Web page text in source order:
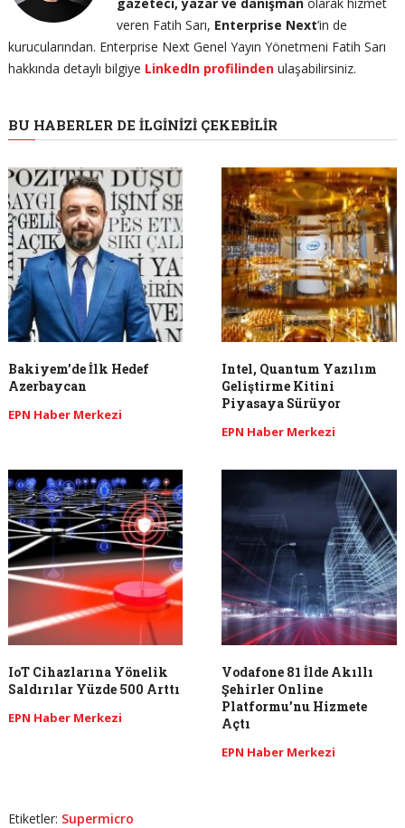
veren Fatih Sarı, Enterprise Next’in de
kurucularından. Enterprise Next Genel Yayın Yönetmeni Fatih Sarı
hakkında detaylı bilgiye LinkedIn profilinden ulaşabilirsiniz.
BU HABERLER DE İLGINIZI ÇEKEBILIR
Bakiyem’de İlk Hedef
Azerbaycan
EPN Haber Merkezi
Intel, Quantum Yazılım
Geliştirme Kitini
Piyasaya Sürüyor
EPN Haber Merkezi
IoT Cihazlarına Yönelik
Saldırılar Yüzde 500 Arttı
EPN Haber Merkezi
Vodafone 81 İlde Akıllı
Şehirler Online
Platformu’nu Hizmete
Açtı
EPN Haber Merkezi
Etiketler: Supermicro